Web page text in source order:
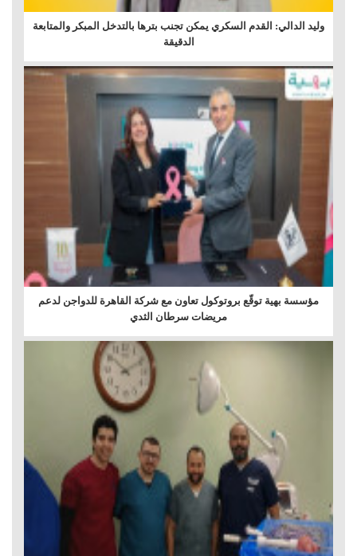
وليد الدالي: القدم السكري يمكن تجنب بترها بالتدخل المبكر والمتابعة
الدقيقة
مؤسسة بهية توقّع بروتوكول تعاون مع شركة القاهرة للدواجن لدعم
مريضات سرطان الثدي